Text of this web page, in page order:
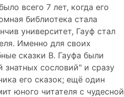
всего 7 лет, когда его
библиотека стала
университет, Гауф стал
Именно для своих
сказки В. Гауфа были
знатных сословий" и сразу
его сказок; ещё один
юного читателя с чудесной